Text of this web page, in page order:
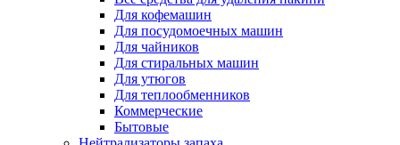
Для кофемашин
Для посудомоечных машин
Для чайников
Для стиральных машин
Для утюгов
Для теплообменников
Коммерческие
Бытовые